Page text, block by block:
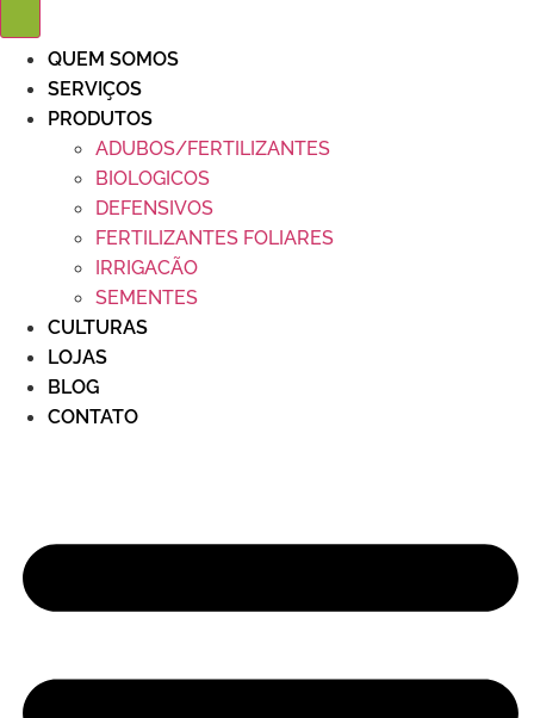
QUEM SOMOS
SERVIÇOS
PRODUTOS
ADUBOS/FERTILIZANTES
BIOLOGICOS
DEFENSIVOS
FERTILIZANTES FOLIARES
IRRIGACÃO
SEMENTES
CULTURAS
LOJAS
BLOG
CONTATO